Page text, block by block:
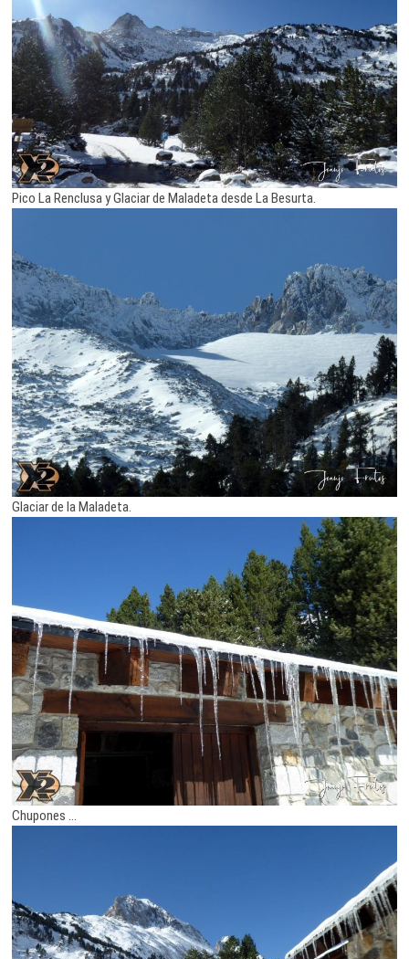
Pico La Renclusa y Glaciar de Maladeta desde La Besurta.
Glaciar de la Maladeta.
Chupones …